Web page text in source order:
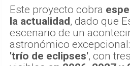
Este proyecto cobra
la actualidad, dado que
escenario de un
astronómico
'trío de eclipses', con